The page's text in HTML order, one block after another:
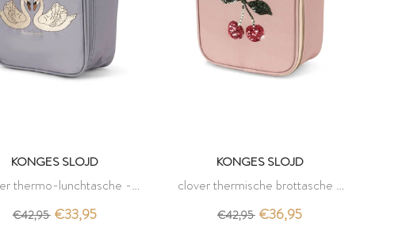
KONGES SLOJD
thermo-lunchtasche -
sleet - konges slojd
€42,95 €33,95
KONGES SLOJD
clover thermische brottasche -
cherry - konges slojd
€42,95 €36,95